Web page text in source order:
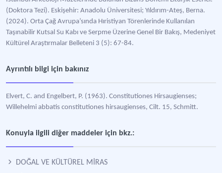
(Doktora Tezi). Eskişehir: Anadolu Üniversitesi; Yıldırım-Ateş, Berna.
(2024). Orta Çağ Avrupa’sında Hıristiyan Törenlerinde Kullanılan
Taşınabilir Kutsal Su Kabı ve Serpme Üzerine Genel Bir Bakış, Medeniyet
Kültürel Araştırmalar Belleteni 3 (5): 67-84.
Ayrıntılı bilgi için bakınız
Elvert, C. and Engelbert, P. (1963). Constitutiones Hirsaugienses;
Willehelmi abbatis constitutiones hirsaugienses, Cilt. 15, Schmitt.
Konuyla ilgili diğer maddeler için bkz.:
DOĞAL VE KÜLTÜREL MİRAS